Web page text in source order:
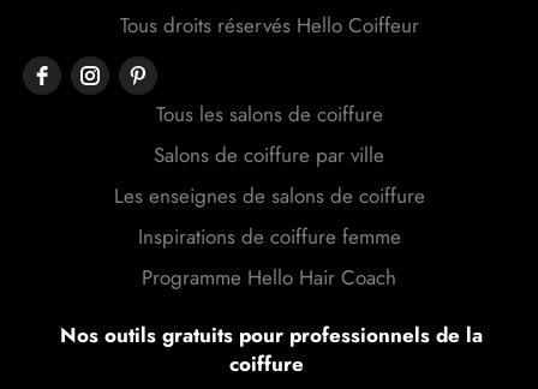
Tous droits réservés Hello Coiffeur
Tous les salons de coiffure
Salons de coiffure par ville
Les enseignes de salons de coiffure
Inspirations de coiffure femme
Programme Hello Hair Coach
Nos outils gratuits pour professionnels de la
coiffure